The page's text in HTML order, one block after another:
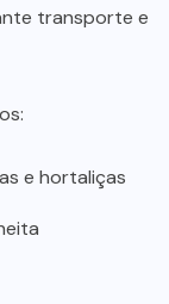
transporte e
e hortaliças